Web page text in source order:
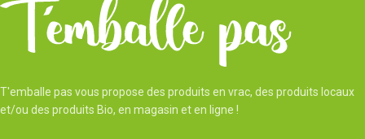
T'emballe pas vous propose des produits en vrac, des produits locaux
et/ou des produits Bio, en magasin et en ligne !